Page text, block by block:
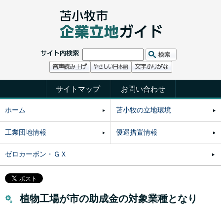
サイトマップ お問い合わせ
ホーム 苫小牧の立地環境
工業団地情報 優遇措置情報
ゼロカーボン・ＧＸ
植物工場が市の助成金の対象業種となり